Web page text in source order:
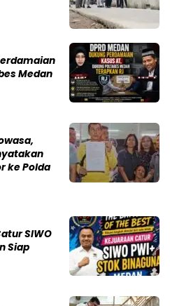
Medan
ke Polda
SIWO
Siap